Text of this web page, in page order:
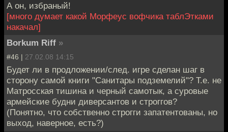
А он, избраный!
[много думает какой Морфеус вофчика таблЭтками
накачал]
Borkum Riff »
#46 | 27.02.08 14:15
Будет ли в продложении/след. игре сделан шаг в
сторону самой книги "Санитары подземелий"? Т.е. не
Матросская тишина и черный самотык, а суровые
армейские будни диверсантов и строггов?
(Понятно, что собственно строгги запатентованы, но
выход, наверное, есть?)